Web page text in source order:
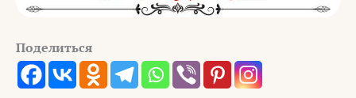
Поделиться